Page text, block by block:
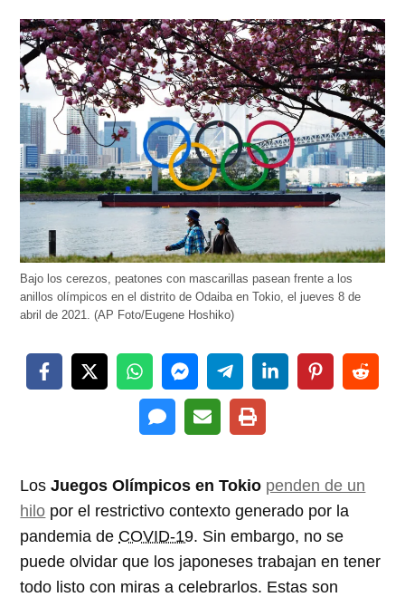
Bajo los cerezos, peatones con mascarillas pasean frente a los
anillos olímpicos en el distrito de Odaiba en Tokio, el jueves 8 de
abril de 2021. (AP Foto/Eugene Hoshiko)
LosJuegos Olímpicos en Tokio penden de un
hilo por el restrictivo contexto generado por la
pandemia de COVID-19. Sin embargo, no se
puede olvidar que los japoneses trabajan en tener
todo listo con miras a celebrarlos. Estas son